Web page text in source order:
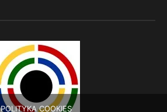
POLITYKA COOKIES